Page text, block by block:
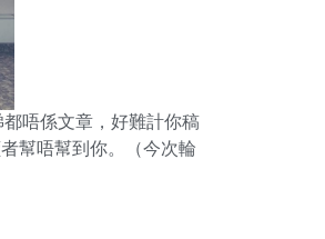
唔係文章，好難計你稿
幫唔幫到你。（今次輪